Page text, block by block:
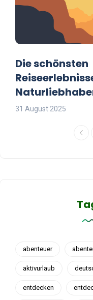
Die schönsten
31 August 2025
abenteuer
aktivurlaub
entdecken